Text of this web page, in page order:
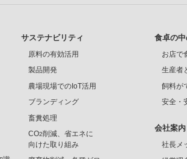
サステナビリティ
原料の有効活用
製品開発
農場現場でのIoT活用
ブランディング
畜糞処理
CO2削減、省エネに
向けた取り組み
食卓の
お店で
生産者
飼料が
安全・
会社案内
社長メ